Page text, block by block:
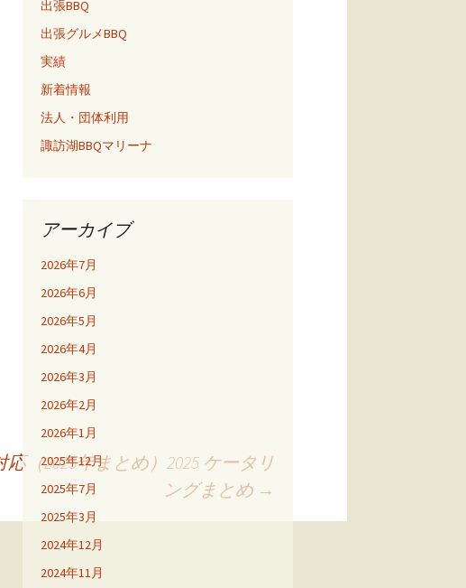
（2025年まとめ）2025 ケータリ
ングまとめ →
出張BBQ
出張グルメBBQ
実績
新着情報
法人・団体利用
諏訪湖BBQマリーナ
アーカイブ
2026年7月
2026年6月
2026年5月
2026年4月
2026年3月
2026年2月
2026年1月
2025年12月
2025年7月
2025年3月
2024年12月
2024年11月